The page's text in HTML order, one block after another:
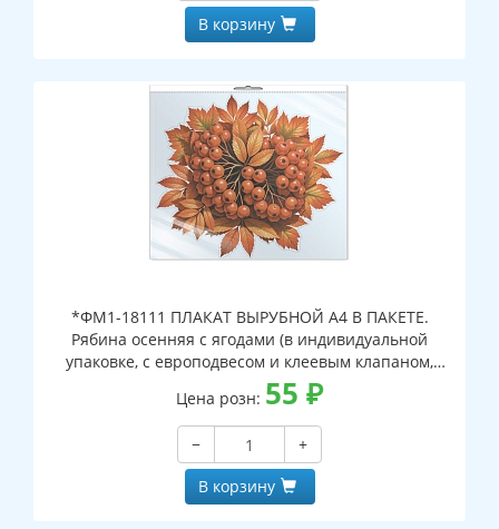
В корзину
*ФМ1-18111 ПЛАКАТ ВЫРУБНОЙ А4 В ПАКЕТЕ.
Рябина осенняя с ягодами (в индивидуальной
упаковке, с европодвесом и клеевым клапаном,
двухсторонний, ВД-лак)
Цена розн: 55 ₽
−
+
В корзину